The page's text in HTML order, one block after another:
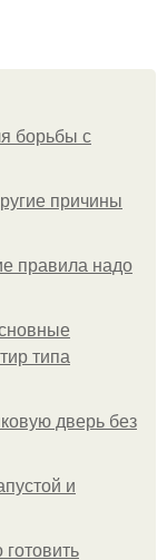
борьбы с
причины
правила надо
типа
дверь без
и